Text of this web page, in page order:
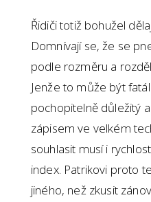
Řidiči totiž bohužel
Domnívají se, že se
podle rozměru a
Jenže to může být
pochopitelně důležitý
zápisem ve velkém
souhlasit musí i
index. Patrikovi proto
jiného, než zkusit